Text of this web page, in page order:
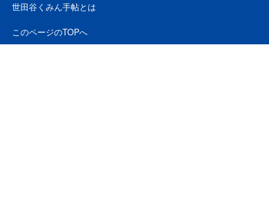
世田谷くみん手帖とは
このページのTOPへ